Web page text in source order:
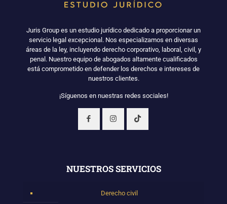
Juris Group es un estudio jurídico dedicado a proporcionar un
servicio legal excepcional. Nos especializamos en diversas
áreas de la ley, incluyendo derecho corporativo, laboral, civil, y
penal. Nuestro equipo de abogados altamente cualificados
está comprometido en defender los derechos e intereses de
nuestros clientes.
¡Síguenos en nuestras redes sociales!
NUESTROS SERVICIOS
Derecho civil